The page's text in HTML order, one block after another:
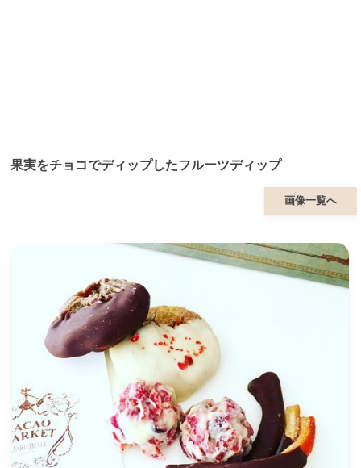
果実をチョコでディップしたフルーツディップ
画像一覧へ